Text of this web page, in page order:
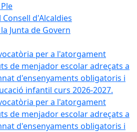
Consell d'Alcaldies
Junta de Govern
per a l'atorgament
de menjador escolar adreçats a
d'ensenyaments obligatoris i
infantil curs 2026-2027.
per a l'atorgament
de menjador escolar adreçats a
d'ensenyaments obligatoris i